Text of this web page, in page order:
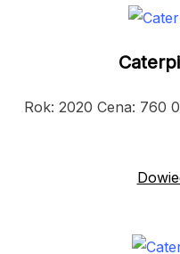
Rok: 2020 Cena: 760